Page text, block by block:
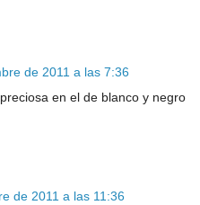
de 2011 a las 7:36
en el de blanco y negro
de 2011 a las 11:36